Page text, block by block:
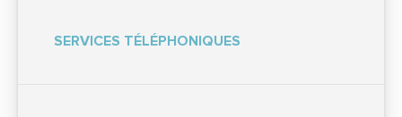
SERVICES TÉLÉPHONIQUES